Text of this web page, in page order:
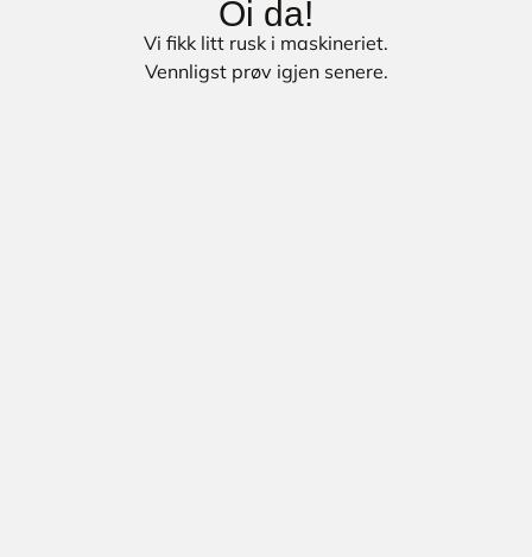
Oi da!
Vi fikk litt rusk i maskineriet.
Vennligst prøv igjen senere.